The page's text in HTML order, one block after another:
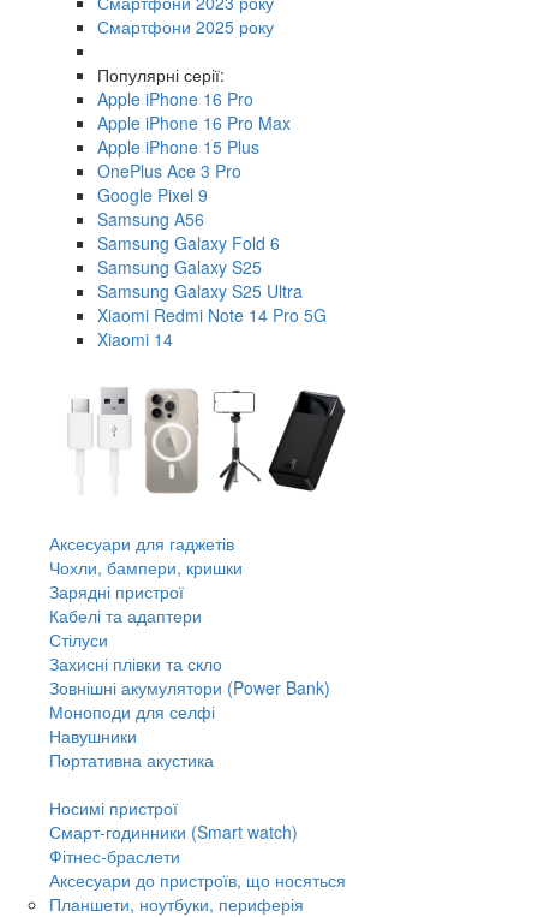
Смартфони 2025 року
Популярні серії:
Apple iPhone 16 Pro
Apple iPhone 16 Pro Max
Apple iPhone 15 Plus
OnePlus Ace 3 Pro
Google Pixel 9
Samsung A56
Samsung Galaxy Fold 6
Samsung Galaxy S25
Samsung Galaxy S25 Ultra
Xiaomi Redmi Note 14 Pro 5G
Xiaomi 14
Аксесуари для гаджетів
Чохли, бампери, кришки
Зарядні пристрої
Кабелі та адаптери
Стілуси
Захисні плівки та скло
Зовнішні акумулятори (Power Bank)
Моноподи для селфі
Навушники
Портативна акустика
Носимі пристрої
Смарт-годинники (Smart watch)
Фітнес-браслети
Аксесуари до пристроїв, що носяться
Планшети, ноутбуки, периферія